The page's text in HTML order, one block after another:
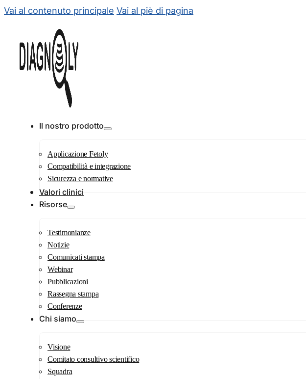
Vai al contenuto principale Vai al piè di pagina
Il nostro prodotto
Applicazione Fetoly
Compatibilità e integrazione
Sicurezza e normative
Valori clinici
Risorse
Testimonianze
Notizie
Comunicati stampa
Webinar
Pubblicazioni
Rassegna stampa
Conferenze
Chi siamo
Visione
Comitato consultivo scientifico
Squadra